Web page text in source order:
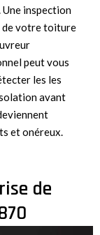
Une inspection
de votre toiture
peut vous
les les
avant
et onéreux.
de